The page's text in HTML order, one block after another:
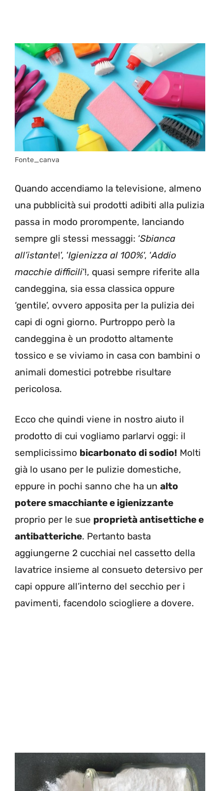
Fonte_canva
Quando accendiamo la televisione, almeno
una pubblicità sui prodotti adibiti alla pulizia
passa in modo prorompente, lanciando
sempre gli stessi messaggi: ‘Sbianca
all’istante!’, ‘Igienizza al 100%‘, ‘Addio
macchie difficili‘!, quasi sempre riferite alla
candeggina, sia essa classica oppure
‘gentile’, ovvero apposita per la pulizia dei
capi di ogni giorno. Purtroppo però la
candeggina è un prodotto altamente
tossico e se viviamo in casa con bambini o
animali domestici potrebbe risultare
pericolosa.
Ecco che quindi viene in nostro aiuto il
prodotto di cui vogliamo parlarvi oggi: il
semplicissimo bicarbonato di sodio! Molti
già lo usano per le pulizie domestiche,
eppure in pochi sanno che ha un alto
potere smacchiante e igienizzante
proprio per le sue proprietà antisettiche e
antibatteriche. Pertanto basta
aggiungerne 2 cucchiai nel cassetto della
lavatrice insieme al consueto detersivo per
capi oppure all’interno del secchio per i
pavimenti, facendolo sciogliere a dovere.